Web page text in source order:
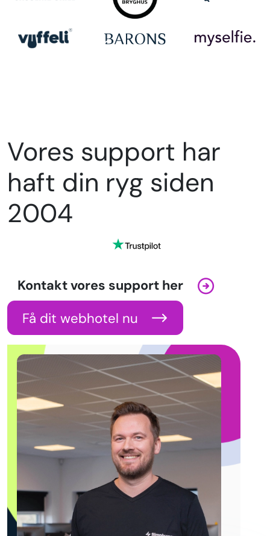
Vores support har
haft din ryg siden
2004
Kontakt vores support her
Få dit webhotel nu